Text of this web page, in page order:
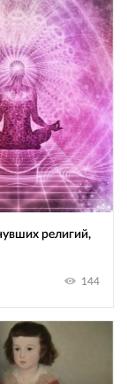
религий,
144